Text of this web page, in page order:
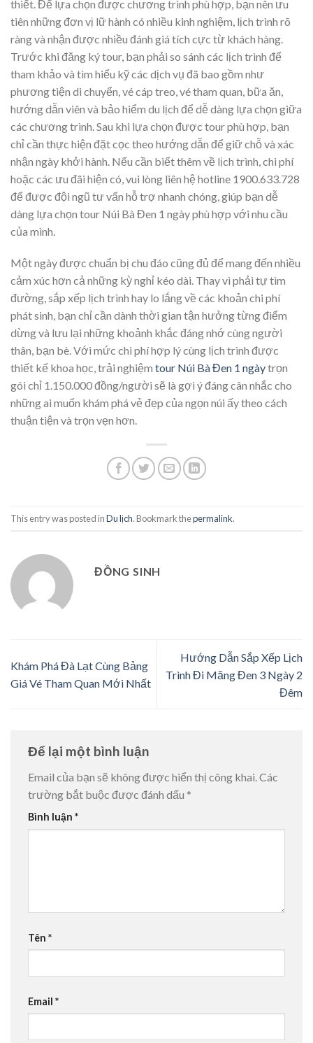
thiết. Để lựa chọn được chương trình phù hợp, bạn nên ưu
tiên những đơn vị lữ hành có nhiều kinh nghiệm, lịch trình rõ
ràng và nhận được nhiều đánh giá tích cực từ khách hàng.
Trước khi đăng ký tour, bạn phải so sánh các lịch trình để
tham khảo và tìm hiểu kỹ các dịch vụ đã bao gồm như
phương tiện di chuyển, vé cáp treo, vé tham quan, bữa ăn,
hướng dẫn viên và bảo hiểm du lịch để dễ dàng lựa chọn giữa
các chương trình. Sau khi lựa chọn được tour phù hợp, bạn
chỉ cần thực hiện đặt cọc theo hướng dẫn để giữ chỗ và xác
nhận ngày khởi hành. Nếu cần biết thêm về lịch trình, chi phí
hoặc các ưu đãi hiện có, vui lòng liên hệ hotline 1900.633.728
để được đội ngũ tư vấn hỗ trợ nhanh chóng, giúp bạn dễ
dàng lựa chọn tour Núi Bà Đen 1 ngày phù hợp với nhu cầu
của mình.
Một ngày được chuẩn bị chu đáo cũng đủ để mang đến nhiều
cảm xúc hơn cả những kỳ nghỉ kéo dài. Thay vì phải tự tìm
đường, sắp xếp lịch trình hay lo lắng về các khoản chi phí
phát sinh, bạn chỉ cần dành thời gian tận hưởng từng điểm
dừng và lưu lại những khoảnh khắc đáng nhớ cùng người
thân, bạn bè. Với mức chi phí hợp lý cùng lịch trình được
thiết kế khoa học, trải nghiệm tour Núi Bà Đen 1 ngàytrọn
gói chỉ 1.150.000 đồng/người sẽ là gợi ý đáng cân nhắc cho
những ai muốn khám phá vẻ đẹp của ngọn núi ấy theo cách
thuận tiện và trọn vẹn hơn.
This entry was posted inDu lịch. Bookmark thepermalink.
ĐỒNG SINH
Khám Phá Đà Lạt Cùng Bảng
Giá Vé Tham Quan Mới Nhất
Hướng Dẫn Sắp Xếp Lịch
Trình Đi Măng Đen 3 Ngày 2
Đêm
Để lại một bình luận
Email của bạn sẽ không được hiển thị công khai.Các
trường bắt buộc được đánh dấu *
Bình luận *
Tên *
Email *